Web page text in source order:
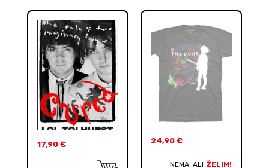
17,90 € 24,90 €
NEMA, ALI ŽELIM!